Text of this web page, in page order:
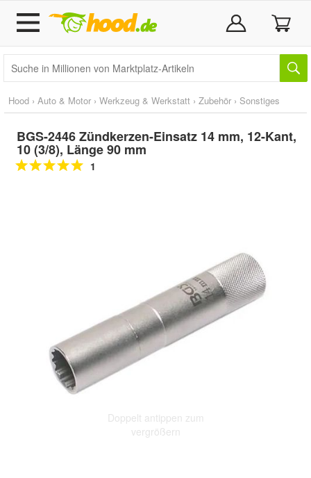
Hood › Auto & Motor › Werkzeug & Werkstatt › Zubehör › Sonstiges
BGS-2446 Zündkerzen-Einsatz 14 mm, 12-Kant,
10 (3/8), Länge 90 mm
1
Doppelt antippen zum
vergrößern